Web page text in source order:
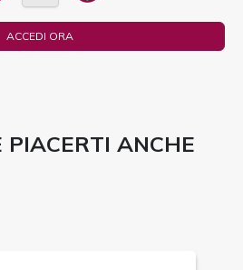
ACCEDI ORA
PIACERTI ANCHE